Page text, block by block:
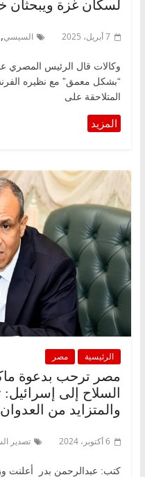
لسكان غزة ويبحثان
7 أبريل، 2025 السيسي,
وكالات قال الرئيس المصري
“بشكل معمق” مع نظيره
المتلاحقة على
الرئيسية مصر
مصر ترحب بدعوة
السلاح إلى إسرائيل:
والمتزايد من
6 أكتوبر، 2024 تصدير
كتب: عبدالرحمن بدر أعلنت